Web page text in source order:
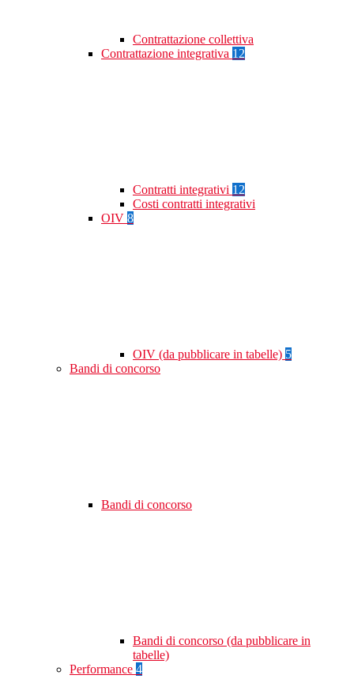
Contrattazione collettiva
Contrattazione integrativa 12
Contratti integrativi 12
Costi contratti integrativi
OIV 8
OIV (da pubblicare in tabelle) 5
Bandi di concorso
Bandi di concorso
Bandi di concorso (da pubblicare in
tabelle)
Performance 4